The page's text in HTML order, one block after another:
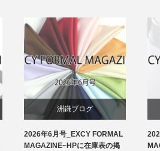
洲鎌ブログ
2026年6月号_EXCY FORMAL
MAGAZINE~HPに在庫表の掲